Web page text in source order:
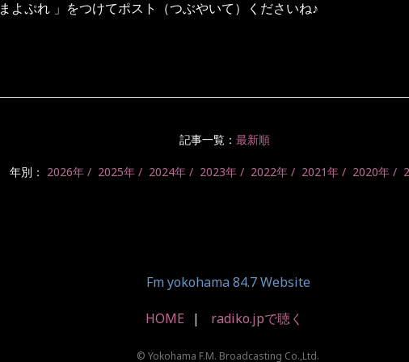
まよぷれ 」をつけてポスト（つぶやいて）くださいね♪
記事一覧： 最新順
年別： 2026年 2025年 2024年 2023年 2022年 2021年 2020年
Fm yokohama 84.7 Website
HOME radiko.jpで聴く
© Yokohama F.M. Broadcasting Co.,Ltd.